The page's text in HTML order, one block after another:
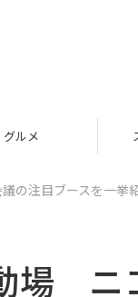
グルメ
の注目ブースを一挙
場 ニ